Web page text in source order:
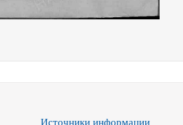
Источники информации